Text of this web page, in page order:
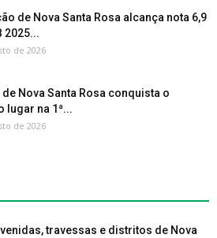
de Nova Santa Rosa alcança nota 6,9
2025...
de 2026
Nova Santa Rosa conquista o
lugar na 1ª...
de 2026
travessas e distritos de Nova